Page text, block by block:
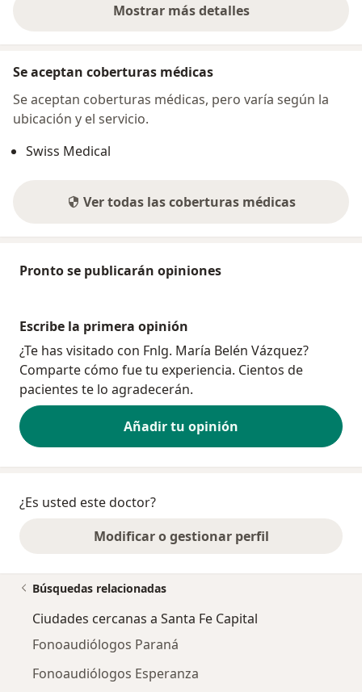
Mostrar más detalles
sobre la dirección
Se aceptan coberturas médicas
Se aceptan coberturas médicas, pero varía según la
ubicación y el servicio.
Swiss Medical
Ver todas las coberturas médicas
Pronto se publicarán opiniones
Escribe la primera opinión
¿Te has visitado con Fnlg. María Belén Vázquez?
Comparte cómo fue tu experiencia. Cientos de
pacientes te lo agradecerán.
Añadir tu opinión
¿Es usted este doctor?
Modificar o gestionar perfil
Búsquedas relacionadas
Ciudades cercanas a Santa Fe Capital
Fonoaudiólogos Paraná
Fonoaudiólogos Esperanza